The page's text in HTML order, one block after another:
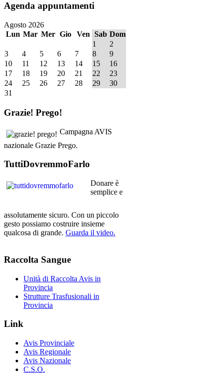
Agenda appuntamenti
Agosto 2026
Lun Mar Mer Gio Ven Sab Dom
1
2
3
4 5 6 7 8
9
10
11 12 13 14 15
16
17
18 19 20 21 22
23
24
25 26 27 28 29
30
31
Grazie! Prego!
Campagna AVIS
nazionale Grazie Prego.
TuttiDovremmoFarlo
Donare è
semplice e
assolutamente sicuro. Con un piccolo
gesto possiamo costruire insieme
qualcosa di grande. Guarda il video.
Raccolta Sangue
Unità di Raccolta Avis in
Provincia
Strutture Trasfusionali in
Provincia
Link
Avis Provinciale
Avis Regionale
Avis Nazionale
C.S.O.